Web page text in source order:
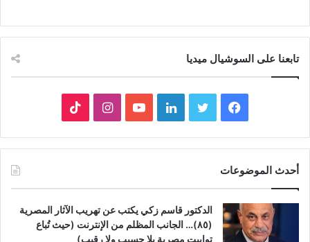
تابعنا على السوشيال ميديا
فيسبوك تويتر لينكدإنيوتيوبانستقرام
أحدث الموضوعات
الدكتور قاسم زكي يكتب عن تهريب الآثار المصرية
(٨٥)… الجانب المظلم من الإنترنت (حيث تُباع
توابيت مصرية بلا حسيب ولا رقيب)